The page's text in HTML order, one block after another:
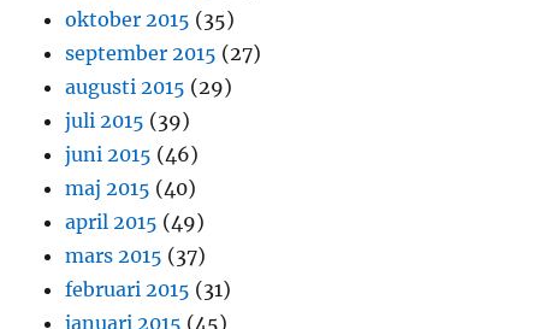
oktober 2015 (35)
september 2015 (27)
augusti 2015 (29)
juli 2015 (39)
juni 2015 (46)
maj 2015 (40)
april 2015 (49)
mars 2015 (37)
februari 2015 (31)
januari 2015 (45)